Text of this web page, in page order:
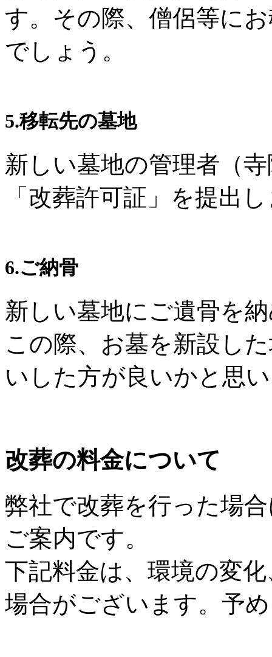
す。その際、僧侶等に
でしょう。
5.移転先の墓地
新しい墓地の管理者（
「改葬許可証」を提出
6.ご納骨
新しい墓地にご遺骨を
この際、お墓を新設し
いした方が良いかと思
改葬の料金について
弊社で改葬を行った場
ご案内です。
下記料金は、環境の変
場合がございます。予